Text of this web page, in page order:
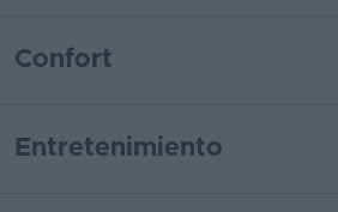
Confort
Entretenimiento